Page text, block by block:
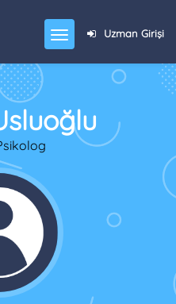
Uzman Girişi